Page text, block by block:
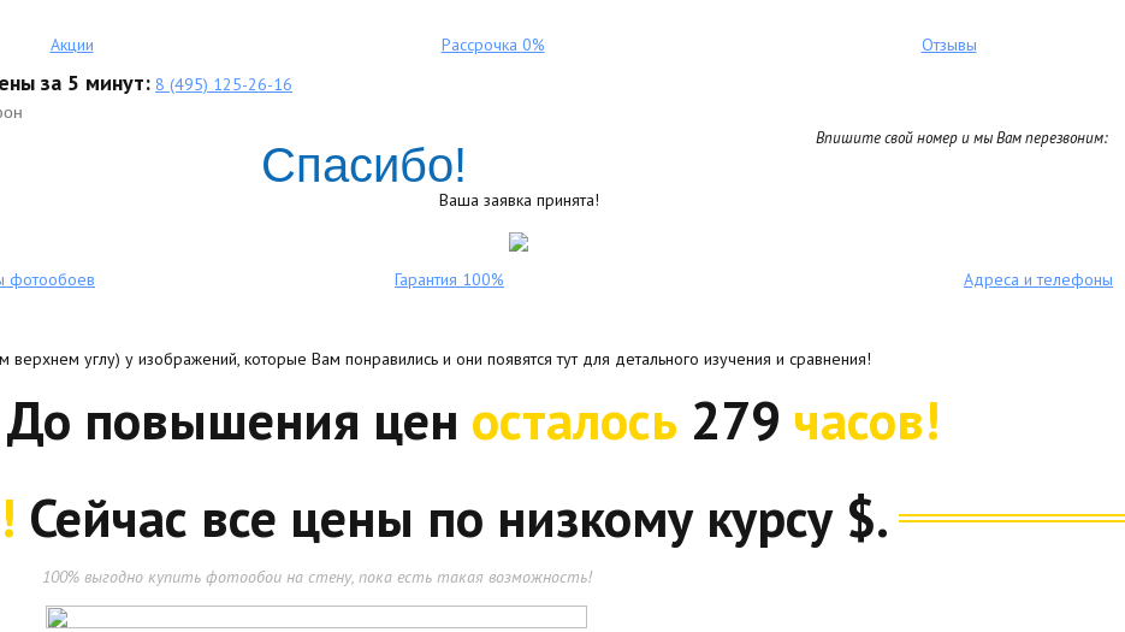
Акции Рассрочка 0% Отзывы
за 5 минут: 8 (495) 125-26-16
Впишите свой номер и мы Вам перезвоним:
Спасибо!
Ваша заявка принята!
фотообоев Гарантия 100% Адреса и телефоны
углу) у изображений, которые Вам понравились и они появятся тут для детального изучения и сравнения!
повышения цен осталось 279 часов!
Сейчас все цены по низкому курсу $.
100% выгодно купить фотообои на стену, пока есть такая возможность!